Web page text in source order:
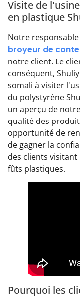
Visite de
en plastique
Notre
broyeur de
notre client. Le
conséquent,
somali à visiter
du polystyrène
un aperçu de
qualité des
opportunité de
de gagner la
des clients
fûts plastiques.
Pourquoi les